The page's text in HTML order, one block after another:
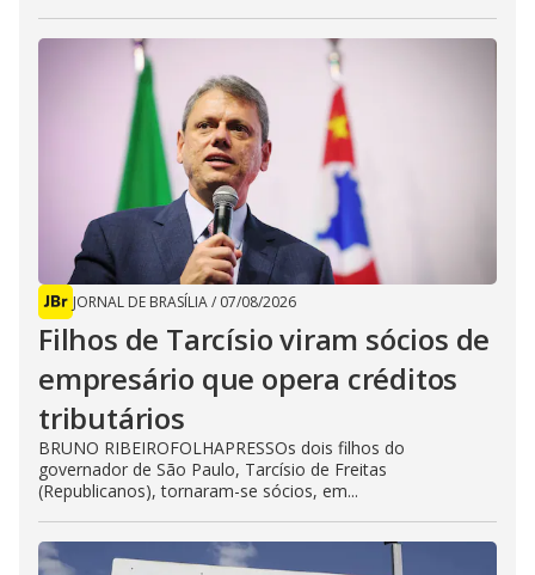
JORNAL DE BRASÍLIA/ 07/08/2026
Filhos de Tarcísio viram sócios de
empresário que opera créditos
tributários
BRUNO RIBEIROFOLHAPRESSOs dois filhos do
governador de São Paulo, Tarcísio de Freitas
(Republicanos), tornaram-se sócios, em...